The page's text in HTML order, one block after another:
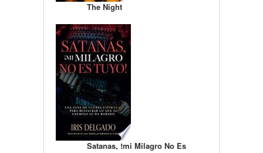
The Night
Satanas, !mi Milagro No Es